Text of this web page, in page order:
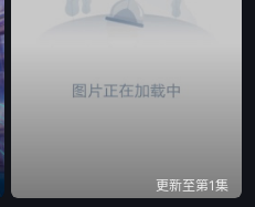
更新至第1集